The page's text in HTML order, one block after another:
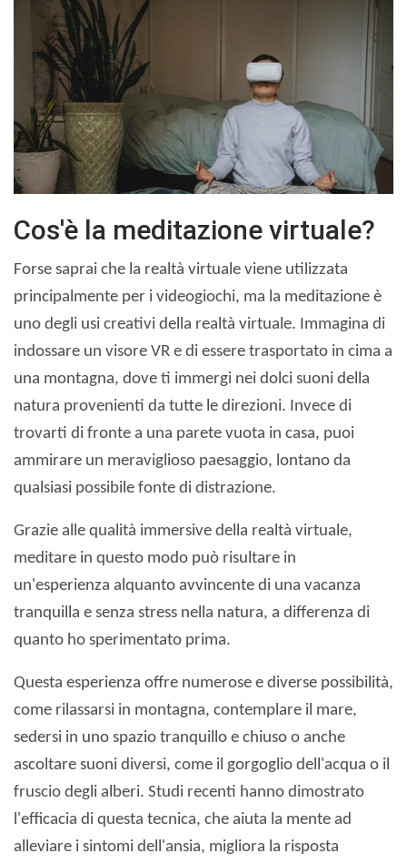
Cos'è la meditazione virtuale?
Forse saprai che la realtà virtuale viene utilizzata
principalmente per i videogiochi, ma la meditazione è
uno degli usi creativi della realtà virtuale. Immagina di
indossare un visore VR e di essere trasportato in cima a
una montagna, dove ti immergi nei dolci suoni della
natura provenienti da tutte le direzioni. Invece di
trovarti di fronte a una parete vuota in casa, puoi
ammirare un meraviglioso paesaggio, lontano da
qualsiasi possibile fonte di distrazione.
Grazie alle qualità immersive della realtà virtuale,
meditare in questo modo può risultare in
un'esperienza alquanto avvincente di una vacanza
tranquilla e senza stress nella natura, a differenza di
quanto ho sperimentato prima.
Questa esperienza offre numerose e diverse possibilità,
come rilassarsi in montagna, contemplare il mare,
sedersi in uno spazio tranquillo e chiuso o anche
ascoltare suoni diversi, come il gorgoglio dell'acqua o il
fruscio degli alberi. Studi recenti hanno dimostrato
l'efficacia di questa tecnica, che aiuta la mente ad
alleviare i sintomi dell'ansia, migliora la risposta